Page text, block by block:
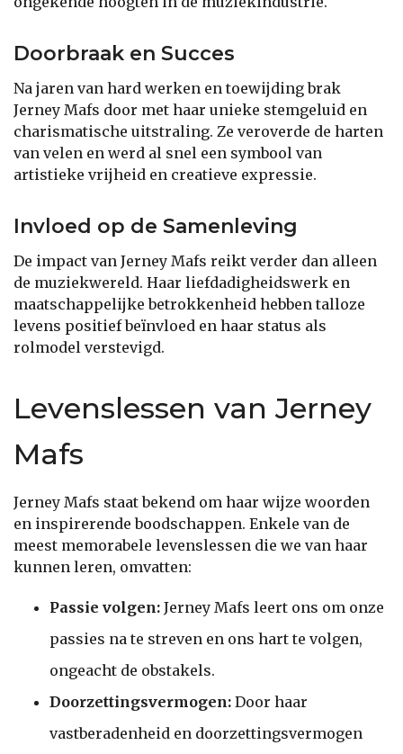
Doorbraak en Succes
Na jaren van hard werken en toewijding brak
Jerney Mafs door met haar unieke stemgeluid en
charismatische uitstraling. Ze veroverde de harten
van velen en werd al snel een symbool van
artistieke vrijheid en creatieve expressie.
Invloed op de Samenleving
De impact van Jerney Mafs reikt verder dan alleen
de muziekwereld. Haar liefdadigheidswerk en
maatschappelijke betrokkenheid hebben talloze
levens positief beïnvloed en haar status als
rolmodel verstevigd.
Levenslessen van Jerney
Mafs
Jerney Mafs staat bekend om haar wijze woorden
en inspirerende boodschappen. Enkele van de
meest memorabele levenslessen die we van haar
kunnen leren, omvatten:
Passie volgen: Jerney Mafs leert ons om onze
passies na te streven en ons hart te volgen,
ongeacht de obstakels.
Doorzettingsvermogen: Door haar
vastberadenheid en doorzettingsvermogen